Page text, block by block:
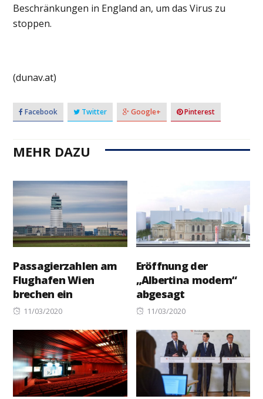
Beschränkungen in England an, um das Virus zu
stoppen.
(dunav.at)
Facebook Twitter Google+ Pinterest
MEHR DAZU
Passagierzahlen am
Flughafen Wien
brechen ein
Posted
11/03/2020
Eröffnung der
„Albertina modern“
abgesagt
Posted
11/03/2020